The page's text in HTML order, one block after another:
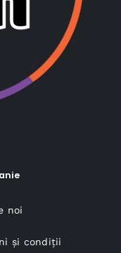
noi
și condiții